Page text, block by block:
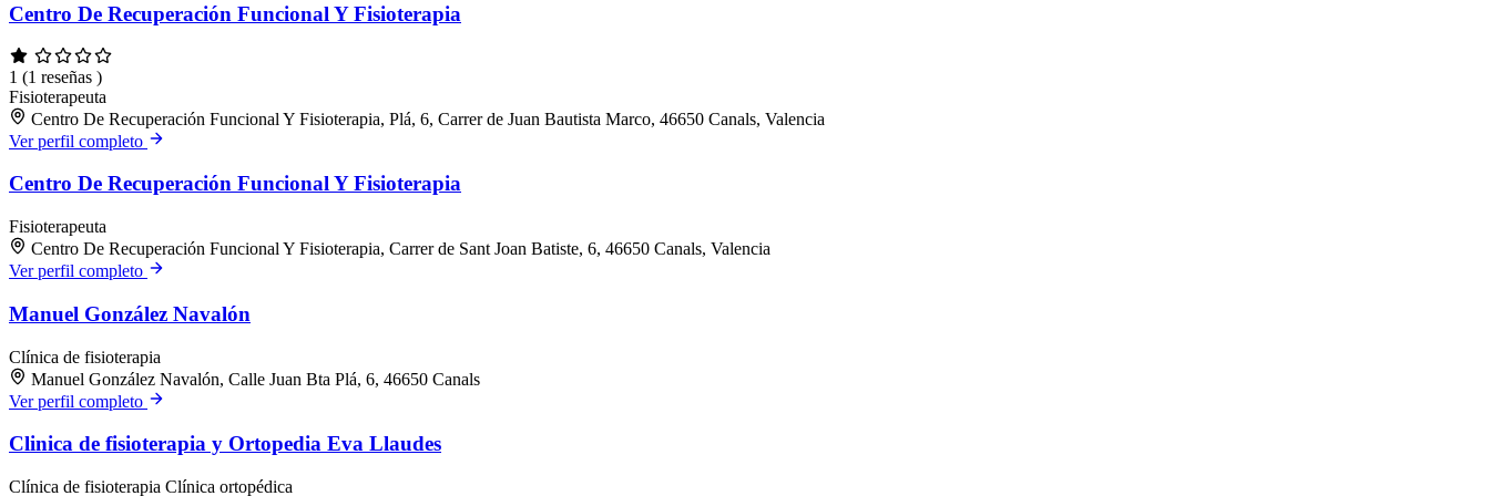
Centro De Recuperación Funcional Y Fisioterapia
1 (1 reseñas )
Fisioterapeuta
Centro De Recuperación Funcional Y Fisioterapia, Plá, 6, Carrer de Juan Bautista Marco, 46650 Canals, Valencia
Ver perfil completo
Centro De Recuperación Funcional Y Fisioterapia
Fisioterapeuta
Centro De Recuperación Funcional Y Fisioterapia, Carrer de Sant Joan Batiste, 6, 46650 Canals, Valencia
Ver perfil completo
Manuel González Navalón
Clínica de fisioterapia
Manuel González Navalón, Calle Juan Bta Plá, 6, 46650 Canals
Ver perfil completo
Clinica de fisioterapia y Ortopedia Eva Llaudes
Clínica de fisioterapia Clínica ortopédica